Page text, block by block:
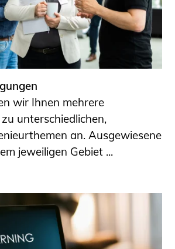
wir Ihnen mehrere
unterschiedlichen,
an. Ausgewiesene
jeweiligen Gebiet ...